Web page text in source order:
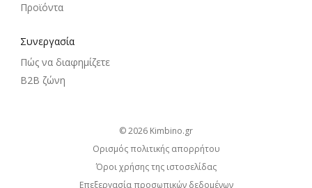
Προϊόντα
Συνεργασία
Πώς να διαφημίζετε
B2B ζώνη
© 2026
kimbino.gr
Ορισμός πολιτικής απορρήτου
Όροι χρήσης της ιστοσελίδας
Επεξεργασία προσωπικών δεδομένων